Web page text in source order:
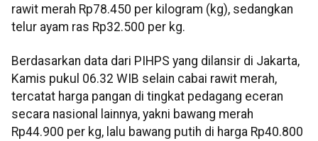
rawit merah Rp78.450 per kilogram (kg), sedangkan
telur ayam ras Rp32.500 per kg.
Berdasarkan data dari PIHPS yang dilansir di Jakarta,
Kamis pukul 06.32 WIB selain cabai rawit merah,
tercatat harga pangan di tingkat pedagang eceran
secara nasional lainnya, yakni bawang merah
Rp44.900 per kg, lalu bawang putih di harga Rp40.800